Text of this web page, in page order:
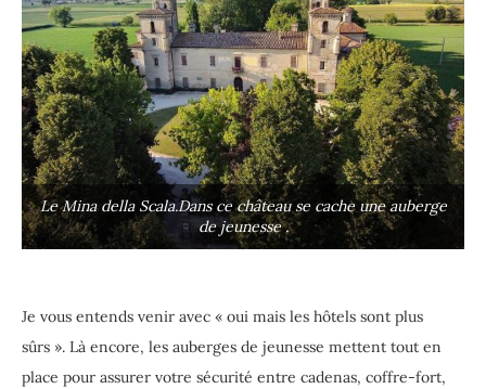
Le Mina della Scala.Dans ce château se cache une auberge
de jeunesse .
Je vous entends venir avec « oui mais les hôtels sont plus
sûrs ». Là encore, les auberges de jeunesse mettent tout en
place pour assurer votre sécurité entre cadenas, coffre-fort,